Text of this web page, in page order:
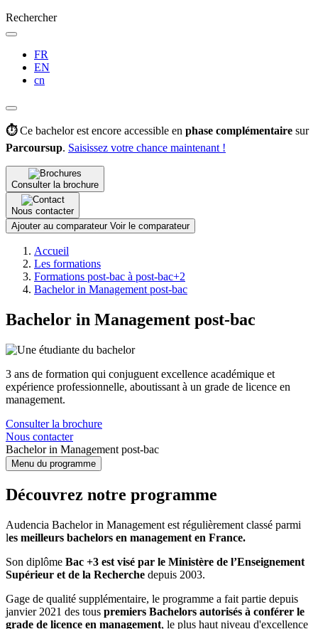
Rechercher
FR
EN
cn
⏱️Ce bachelor est encore accessible en phase complémentaire sur
Parcoursup. Saisissez votre chance maintenant !
Consulter la brochure
Nous contacter
Ajouter au comparateur Voir le comparateur
d'Ariane
Accueil
Les formations
Formations post-bac à post-bac+2
Bachelor in Management post-bac
Bachelor in Management post-bac
3 ans de formation qui conjuguent excellence académique et
expérience professionnelle, aboutissant à un grade de licence en
management.
Consulter la brochure
Nous contacter
Bachelor in Management post-bac
Menu du programme
Découvrez notre programme
Audencia Bachelor in Management est régulièrement classé parmi
les meilleurs bachelors en management en France.
Son diplôme Bac +3 est visé par le Ministère de l’Enseignement
Supérieur et de la Recherche depuis 2003.
Gage de qualité supplémentaire, le programme a fait partie depuis
janvier 2021 des tous premiers Bachelors autorisés à conférer le
grade de licence en management, le plus haut niveau d'excellence